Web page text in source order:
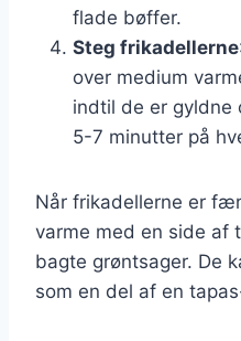
flade bøffer.
Steg frikadellerne
over medium
indtil de er gyldne
5-7 minutter på
Når frikadellerne er
varme med en side af
bagte grøntsager. De
som en del af en